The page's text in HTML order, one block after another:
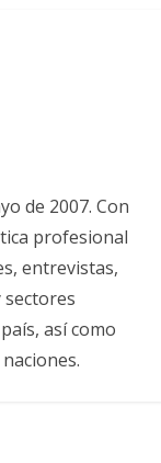
de 2007. Con
profesional
entrevistas,
sectores
así como